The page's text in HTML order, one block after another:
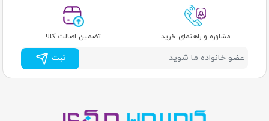
مشاوره و راهنمای خرید تضمین اصالت کالا
ثبت